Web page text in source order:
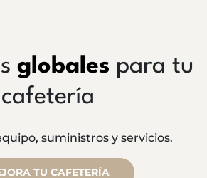
globales para tu
cafetería
suministros y servicios.
TU CAFETERÍA